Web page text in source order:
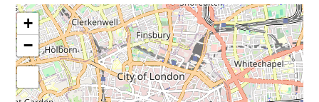
+
−